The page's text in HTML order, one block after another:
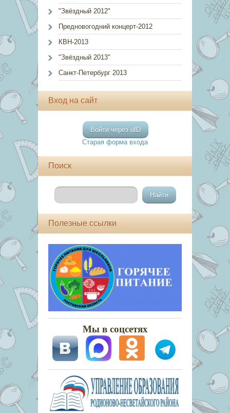
"Звёздный 2012"
Предновогодний концерт-2012
КВН-2013
"Звёздный 2013"
Санкт-Петербург 2013
Вход на сайт
Войти через uID
Старая форма входа
Поиск
Полезные ссылки
Мы в соцсетях